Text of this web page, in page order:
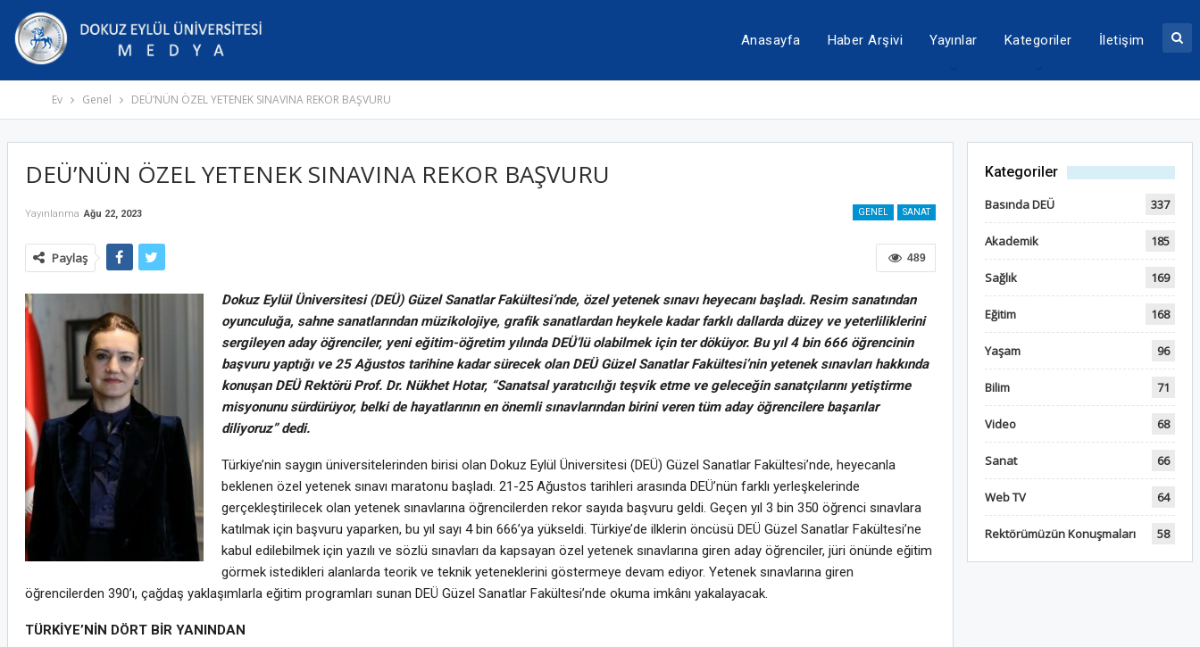
Anasayfa Haber Arşivi Yayınlar Kategoriler İletişim
Ev Genel DEÜ’NÜN ÖZEL YETENEK SINAVINA REKOR BAŞVURU
DEÜ’NÜN ÖZEL YETENEK SINAVINA REKOR BAŞVURU
GENEL SANAT
Yayınlanma Ağu 22, 2023
489
Paylaş
Dokuz Eylül Üniversitesi (DEÜ) Güzel Sanatlar Fakültesi’nde, özel yetenek sınavı heyecanı başladı. Resim sanatından
oyunculuğa, sahne sanatlarından müzikolojiye, grafik sanatlardan heykele kadar farklı dallarda düzey ve yeterliliklerini
sergileyen aday öğrenciler, yeni eğitim-öğretim yılında DEÜ’lü olabilmek için ter döküyor. Bu yıl 4 bin 666 öğrencinin
başvuru yaptığı ve 25 Ağustos tarihine kadar sürecek olan DEÜ Güzel Sanatlar Fakültesi’nin yetenek sınavları hakkında
konuşan DEÜ Rektörü Prof. Dr. Nükhet Hotar, “Sanatsal yaratıcılığı teşvik etme ve geleceğin sanatçılarını yetiştirme
misyonunu sürdürüyor, belki de hayatlarının en önemli sınavlarından birini veren tüm aday öğrencilere başarılar
diliyoruz” dedi.
Türkiye’nin saygın üniversitelerinden birisi olan Dokuz Eylül Üniversitesi (DEÜ) Güzel Sanatlar Fakültesi’nde, heyecanla
beklenen özel yetenek sınavı maratonu başladı. 21-25 Ağustos tarihleri arasında DEÜ’nün farklı yerleşkelerinde
gerçekleştirilecek olan yetenek sınavlarına öğrencilerden rekor sayıda başvuru geldi. Geçen yıl 3 bin 350 öğrenci sınavlara
katılmak için başvuru yaparken, bu yıl sayı 4 bin 666’ya yükseldi. Türkiye’de ilklerin öncüsü DEÜ Güzel Sanatlar Fakültesi’ne
kabul edilebilmek için yazılı ve sözlü sınavları da kapsayan özel yetenek sınavlarına giren aday öğrenciler, jüri önünde eğitim
görmek istedikleri alanlarda teorik ve teknik yeteneklerini göstermeye devam ediyor. Yetenek sınavlarına giren
öğrencilerden 390’ı, çağdaş yaklaşımlarla eğitim programları sunan DEÜ Güzel Sanatlar Fakültesi’nde okuma imkânı yakalayacak.
TÜRKİYE’NİN DÖRT BİR YANINDAN
Kategoriler
Basında DEÜ 337
Akademik 185
Sağlık 169
Eğitim 168
Yaşam 96
Bilim 71
Video 68
Sanat 66
Web TV 64
Rektörümüzün Konuşmaları 58